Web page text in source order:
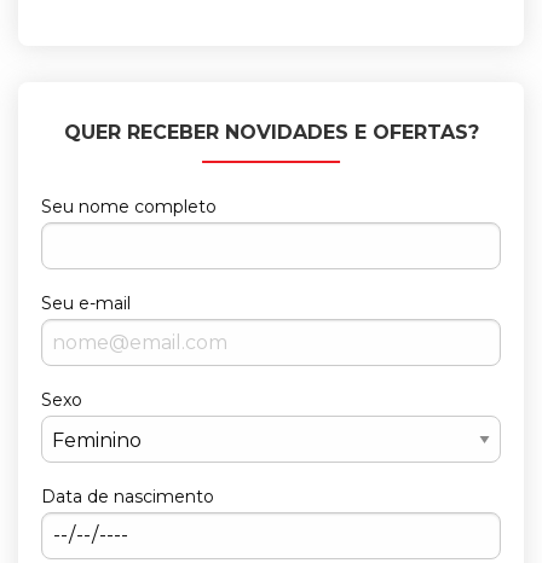
QUER RECEBER NOVIDADES E OFERTAS?
Seu nome completo
Seu e-mail
Sexo
Data de nascimento